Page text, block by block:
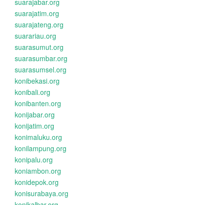
suarajabar.org
suarajatim.org
suarajateng.org
suarariau.org
suarasumut.org
suarasumbar.org
suarasumsel.org
konibekasi.org
konibali.org
konibanten.org
konijabar.org
konijatim.org
konimaluku.org
konilampung.org
konipalu.org
koniambon.org
konidepok.org
konisurabaya.org